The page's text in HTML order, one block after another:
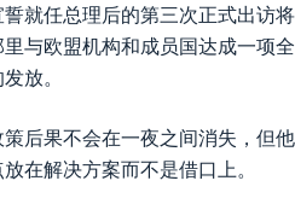
就任总理后的第三次正式出访将
与欧盟机构和成员国达成一项全
放。
后果不会在一夜之间消失，但他
在解决方案而不是借口上。